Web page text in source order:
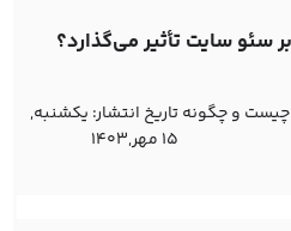
Cloaking چیست و چگونهتاریخ انتشار: یکشنبه,
15 مهر,1403